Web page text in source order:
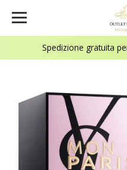
Spedizione gratuita